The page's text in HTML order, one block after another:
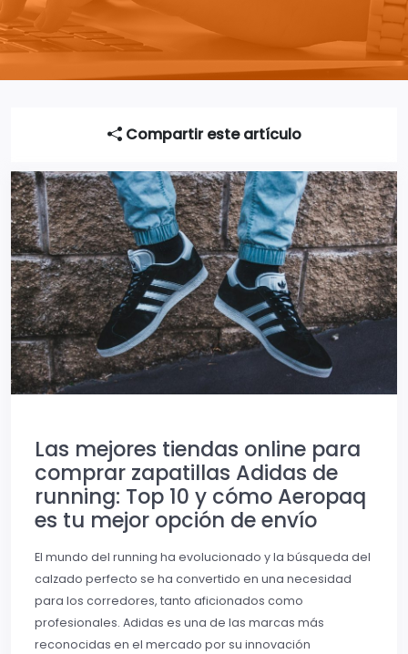
Compartir este artículo
Las mejores tiendas online para
comprar zapatillas Adidas de
running: Top 10 y cómo Aeropaq
es tu mejor opción de envío
El mundo del running ha evolucionado y la búsqueda del
calzado perfecto se ha convertido en una necesidad
para los corredores, tanto aficionados como
profesionales. Adidas es una de las marcas más
reconocidas en el mercado por su innovación